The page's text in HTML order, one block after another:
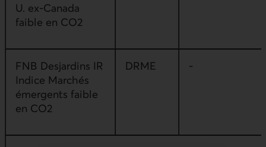
U. ex-Canada
faible en CO2
FNB Desjardins IR
Indice Marchés
émergents faible
en CO2
DRME -